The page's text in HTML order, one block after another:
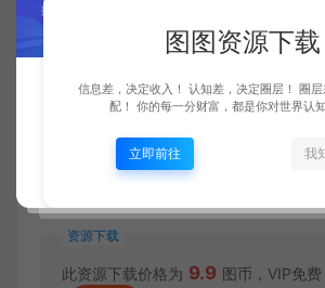
73. 第 4 节：用视频的数量对抗流量
74. 第 5 节：画面素材库搭建.mp4
75. 第 6 节：创建职员号.mp4
76. 第 7 节：总结.mp4
下载地址：
资源下载
此资源下载价格为 9.9 图币，VIP免
图图资源下载
信息差，决定收入！ 认知差，决定圈层！ 圈
配！ 你的每一分财富，都是你对世界认知
立即前往 我